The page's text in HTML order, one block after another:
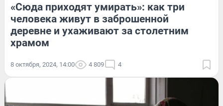
«Сюда приходят умирать»: как три
человека живут в заброшенной
деревне и ухаживают за столетним
храмом
8 октября, 2024, 14:00 4 809 4